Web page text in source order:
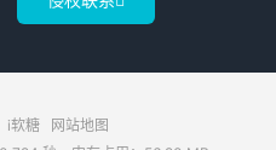
i软糖
网站地图